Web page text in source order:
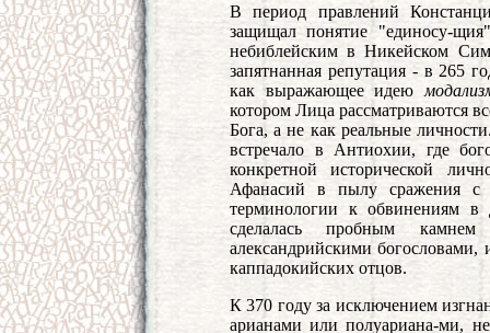
В период правлений
защищал понятие "единосу-
небиблейским в Никейском
запятнанная репутация - в 265
как выражающее идею
котором Лица рассматриваются
Бога, а не как реальные
встречало в Антиохии, где
конкретной исторической
Афанасий в пылу сражения с
терминологии к обвинениям в
сделалась пробным
александрийскими
каппадокийских отцов.
К 370 году за исключением
арианами или полуариана-ми,